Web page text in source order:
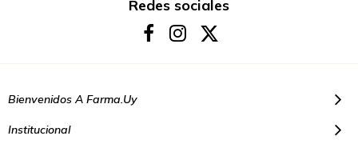
Redes sociales
Bienvenidos A Farma.uy
Institucional